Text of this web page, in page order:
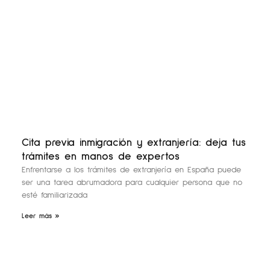
Cita previa inmigración y extranjería: deja tus
trámites en manos de expertos
Enfrentarse a los trámites de extranjería en España puede
ser una tarea abrumadora para cualquier persona que no
esté familiarizada
Leer más »